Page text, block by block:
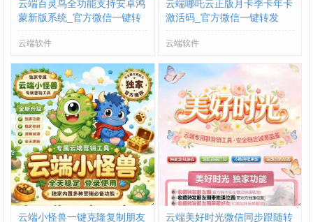
云端百灵鸟全功能支持安卓鸿
蒙新版系统_官方微信一键转
云端软件
云端哪吒云正版月卡季卡年卡
激活码_官方微信一键转发
云端软件
云端小怪兽一键克隆复制朋友
云端美好时光微信同步跟随转